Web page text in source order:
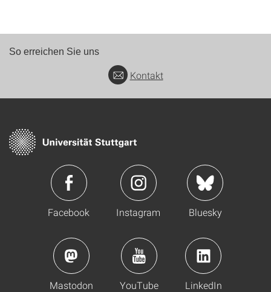
So erreichen Sie uns
Kontakt
Facebook Instagram Bluesky
Mastodon YouTube LinkedIn